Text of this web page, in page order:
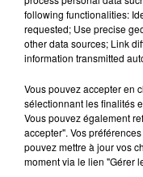
20 juillet 2026
UNE
OPÉRER DE LA
La famille a porté
excuses.
TITRES
10h54
10h54
following functionalities:
requested; Use precise
other data sources; Link
information transmitted
Vous pouvez accepter en
sélectionnant les finalités
Vous pouvez également
accepter". Vos
pouvez mettre à jour vos
moment via le lien "Gérer